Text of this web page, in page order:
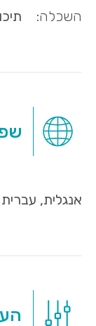
השכלה:
אנגלית, עברית